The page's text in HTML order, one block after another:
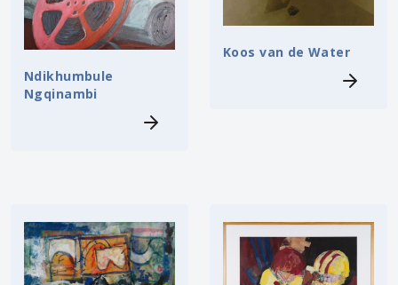
Ndikhumbule
Ngqinambi
Koos van de Water